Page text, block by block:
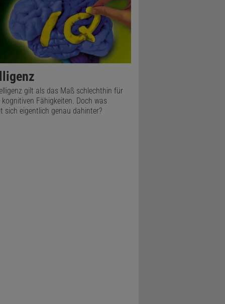
zu
– bis
und
seine
gilt als das Maß schlechthin für
kognitiven Fähigkeiten. Doch was
sich eigentlich genau dahinter?